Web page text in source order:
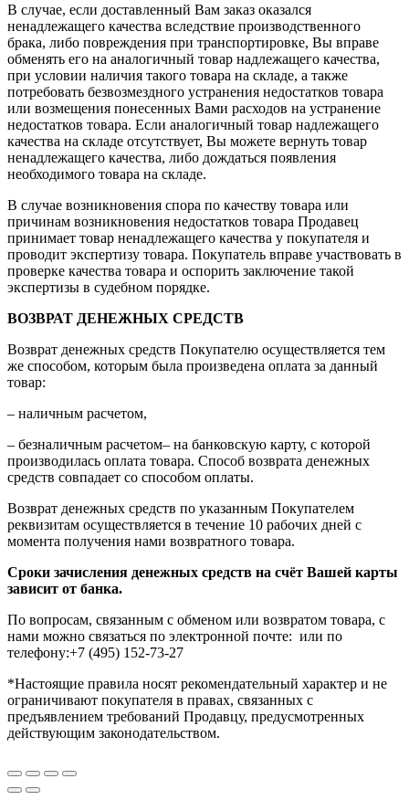
В случае, если доставленный Вам заказ оказался
ненадлежащего качества вследствие производственного
брака, либо повреждения при транспортировке, Вы вправе
обменять его на аналогичный товар надлежащего качества,
при условии наличия такого товара на складе, а также
потребовать безвозмездного устранения недостатков товара
или возмещения понесенных Вами расходов на устранение
недостатков товара. Если аналогичный товар надлежащего
качества на складе отсутствует, Вы можете вернуть товар
ненадлежащего качества, либо дождаться появления
необходимого товара на складе.
В случае возникновения спора по качеству товара или
причинам возникновения недостатков товара Продавец
принимает товар ненадлежащего качества у покупателя и
проводит экспертизу товара. Покупатель вправе участвовать в
проверке качества товара и оспорить заключение такой
экспертизы в судебном порядке.
ВОЗВРАТ ДЕНЕЖНЫХ СРЕДСТВ
Возврат денежных средств Покупателю осуществляется тем
же способом, которым была произведена оплата за данный
товар:
– наличным расчетом,
– безналичным расчетом– на банковскую карту, с которой
производилась оплата товара. Способ возврата денежных
средств совпадает со способом оплаты.
Возврат денежных средств по указанным Покупателем
реквизитам осуществляется в течение 10 рабочих дней с
момента получения нами возвратного товара.
Сроки зачисления денежных средств на счёт Вашей карты
зависит от банка.
По вопросам, связанным с обменом или возвратом товара, с
нами можно связаться по электронной почте: или по
телефону:+7 (495) 152-73-27
*Настоящие правила носят рекомендательный характер и не
ограничивают покупателя в правах, связанных с
предъявлением требований Продавцу, предусмотренных
действующим законодательством.